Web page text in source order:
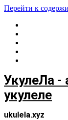
Перейти к
УкулеЛа -
укулеле
ukulela.xyz